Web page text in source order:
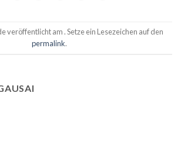
veröffentlicht am . Setze ein Lesezeichen auf den
permalink.